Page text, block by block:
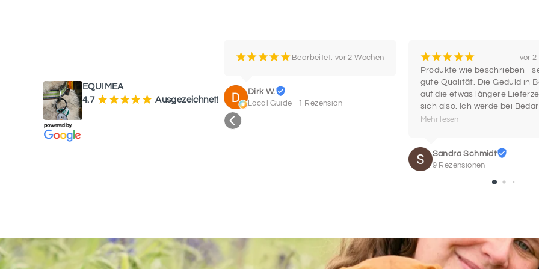
Daten des Pferdes
Bitte trage hier die
deutsche
Daten, bis auf das
Geburtsdatum
EQUIMEA
4.7 ¡¡¡¡¡ Ausgezeichnet!
¡¡¡¡¡ Bearbeitet: vor 2 Wochen
Dirk W.
Local Guide · 1 Rezension
¡¡¡¡¡
vor 2
Produkte wie beschrieben -
gute Qualität. Die Geduld in
auf die etwas längere
sich also. Ich werde bei
wieder hier einkaufen.
Mehr lesen
Sandra Schmidt
9 Rezensionen